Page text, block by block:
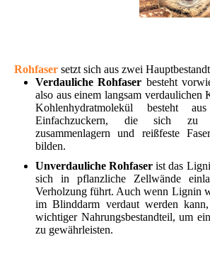
Rohfaser setzt sich aus zwei
Verdauliche Rohfaser besteht
also aus einem langsam verdaulichen
Kohlenhydratmolekül besteht
Einfachzuckern, die sich zu
zusammenlagern und reißfeste
bilden.
Unverdauliche Rohfaser ist das
sich in pflanzliche Zellwände
Verholzung führt. Auch wenn Lignin
im Blinddarm verdaut werden
wichtiger Nahrungsbestandteil, um
zu gewährleisten.